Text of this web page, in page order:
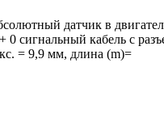
датчик в
сигнальный кабель с
= 9,9 мм, длина (m)=